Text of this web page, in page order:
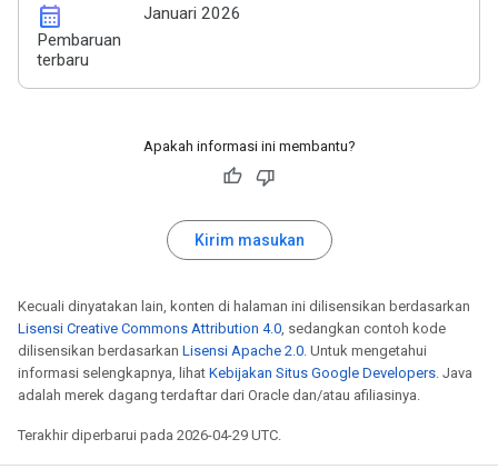
calendar_month
Pembaruan
terbaru
Januari 2026
Apakah informasi ini membantu?
Kirim masukan
Kecuali dinyatakan lain, konten di halaman ini dilisensikan berdasarkan
Lisensi Creative Commons Attribution 4.0, sedangkan contoh kode
dilisensikan berdasarkan Lisensi Apache 2.0. Untuk mengetahui
informasi selengkapnya, lihat Kebijakan Situs Google Developers. Java
adalah merek dagang terdaftar dari Oracle dan/atau afiliasinya.
Terakhir diperbarui pada 2026-04-29 UTC.